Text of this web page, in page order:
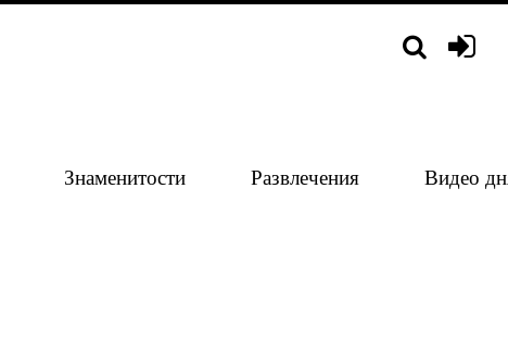
Знаменитости Развлечения Видео